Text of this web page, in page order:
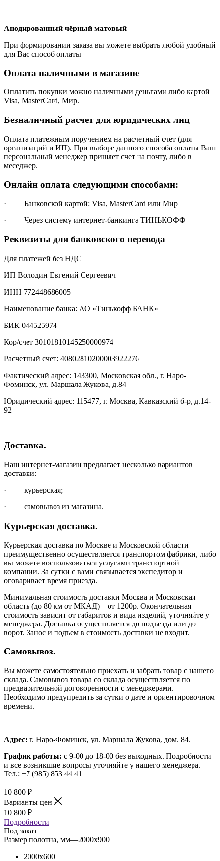
Анодированный чёрный матовый
При формировании заказа вы можете выбрать любой удобный
для Вас способ оплаты.
Оплата наличными в магазине
Оплатить покупки можно наличными деньгами либо картой
Visa, MasterCard, Мир.
Безналичный расчет для юридических лиц
Оплата платежным поручением на расчетный счет (для
организаций и ИП). При выборе данного способа оплаты Ваш
персональный менеджер пришлет счет на почту, либо в
меседжер.
Онлайн оплата следующими способами:
· Банковской картой: Visa, MasterCard или Мир
· Через систему интернет-банкинга ТИНЬКОФФ
Реквизиты для банковского перевода
Для платежей без НДС
ИП Володин Евгений Сергеевич
ИНН 772448686005
Наименование банка: АО «Тинькофф БАНК»
БИК 044525974
Кор/счет 30101810145250000974
Расчетный счет: 40802810200003922276
Фактический адрес: 143300, Московская обл., г. Наро-
Фоминск, ул. Маршала Жукова, д.84
Юридический адрес: 115477, г. Москва, Кавказский б-р, д.14-
92
Доставка.
Наш интернет-магазин предлагает несколько вариантов
доставки:
· курьерская;
· самовывоз из магазина.
Курьерская доставка.
Курьерская доставка по Москве и Московской области
преимущественно осуществляется транспортом фабрики, либо
вы можете воспользоваться услугами транспортной
компании. За сутки с вами связывается экспедитор и
оговаривает время приезда.
Минимальная стоимость доставки Москва и Московская
область (до 80 км от МКАД) – от 1200р. Окончательная
стоимость зависит от габаритов и вида изделий, уточняйте у
менеджера. Доставка осуществляется до подъезда или до
ворот. Занос и подъем в стоимость доставки не входит.
Самовывоз.
Вы можете самостоятельно приехать и забрать товар с нашего
склада. Самовывоз товара со склада осуществляется по
предварительной договоренности с менеджерами.
Необходимо предупредить за сутки о дате и ориентировочном
времени.
Адрес: г. Наро-Фоминск, ул. Маршала Жукова, дом. 84.
График работы: с 9-00 до 18-00 без выходных. Подробности
и все возникшие вопросы уточняйте у нашего менеджера.
Тел.: +7 (985) 853 44 41
10 800 ₽
Варианты цен
10 800 ₽
Подробности
Под заказ
Размер полотна, мм—2000x900
2000x600